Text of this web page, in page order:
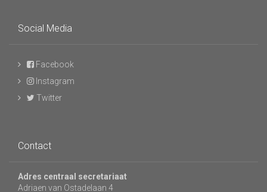
Social Media
Facebook
Instagram
Twitter
Contact
Adres centraal secretariaat
Adriaen van Ostadelaan 4